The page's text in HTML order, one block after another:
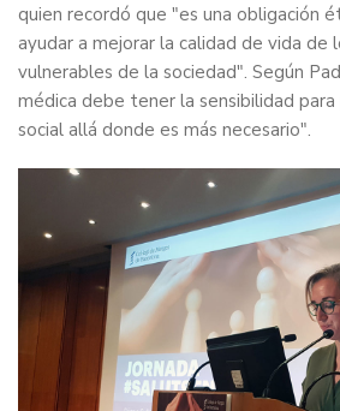
quien recordó que "es una obligación
ayudar a mejorar la calidad de vida de
vulnerables de la sociedad". Según
médica debe tener la sensibilidad
social allá donde es más necesario".